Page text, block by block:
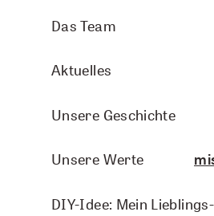
Aromasprays
Nasenbalsam
Arven- und
Raumbeduftung
Aromasphere
Arve Wellness
Christmas
DIY-Ideen
Do it yourself -
DIY-Idee: Mein
Do it yourself -
Pflanzenporträts
Das Team
Aktuelles
Unsere Geschichte
Unsere Werte